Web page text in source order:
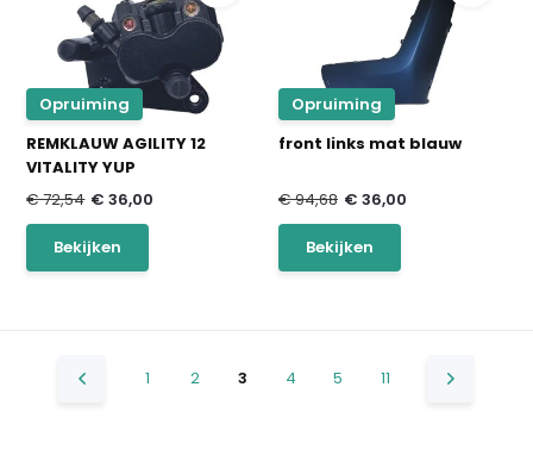
Opruiming
REMKLAUW AGILITY 12
VITALITY YUP
€ 72,54 € 36,00
Bekijken
Opruiming
front links mat blauw
€ 94,68 € 36,00
Bekijken
1 2 3 4 5 11